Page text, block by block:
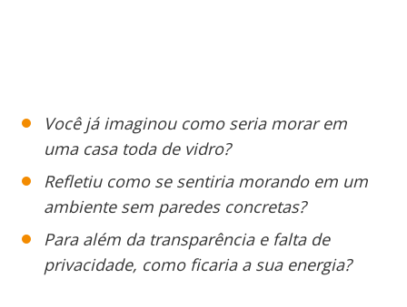
Você já imaginou como seria morar em
uma casa toda de vidro?
Refletiu como se sentiria morando em um
ambiente sem paredes concretas?
Para além da transparência e falta de
privacidade, como ficaria a sua energia?